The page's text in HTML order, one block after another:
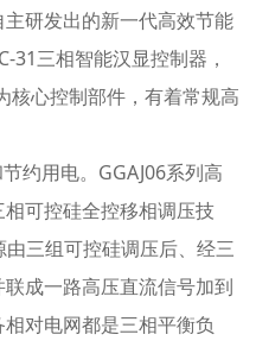
研发出的新一代高效节能
31三相智能汉显控制器，
核心控制部件，有着常规高
约用电。GGAJ06系列高
可控硅全控移相调压技
三组可控硅调压后、经三
成一路高压直流信号加到
对电网都是三相平衡负